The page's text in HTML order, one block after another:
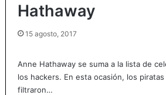
Hathaway
15 agosto, 2017
Anne Hathaway se suma a la lista de
los hackers. En esta ocasión, los
filtraron…